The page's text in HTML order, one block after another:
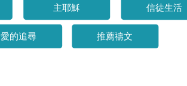
主耶穌 信徒生活
愛的追尋 推薦禱文